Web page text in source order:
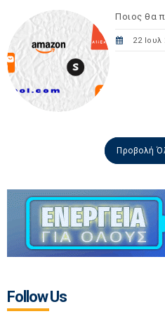
Ποιος θα
22 Ιουλ
Προβολή
Follow Us